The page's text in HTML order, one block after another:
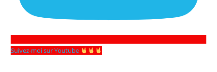
Suivez-moi sur Youtube